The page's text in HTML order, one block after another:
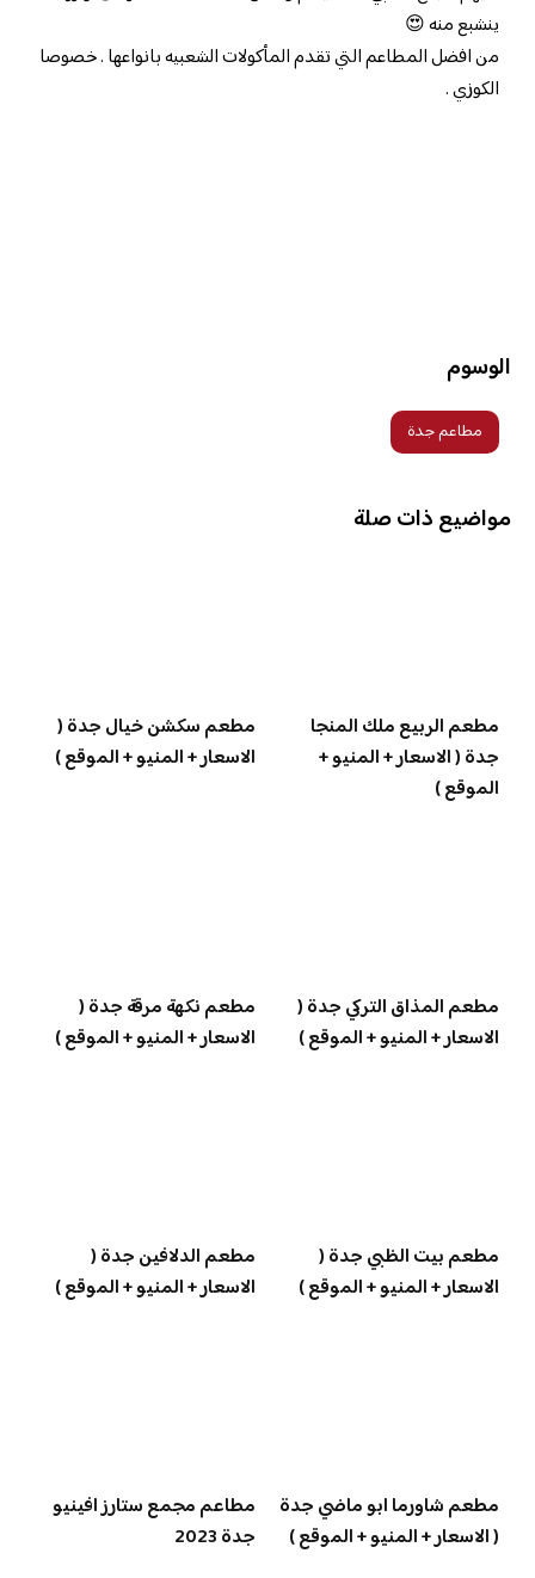
ينشبع منه 😍
من افضل المطاعم التي تقدم المأكولات الشعبيه بانواعها . خصوصا
الكوزي .
الوسوم
مطاعم جدة
مواضيع ذات صلة
مطعم الربيع ملك المنجا
جدة ( الاسعار + المنيو +
الموقع )
مطعم سكشن خيال جدة (
الاسعار + المنيو + الموقع )
مطعم المذاق التركي جدة (
الاسعار + المنيو + الموقع )
مطعم نكهة مرقة جدة (
الاسعار + المنيو + الموقع )
مطعم بيت الظبي جدة (
الاسعار + المنيو + الموقع )
مطعم الدلافين جدة (
الاسعار + المنيو + الموقع )
مطعم شاورما ابو ماضي جدة
( الاسعار + المنيو + الموقع )
مطاعم مجمع ستارز افينيو
جدة 2023